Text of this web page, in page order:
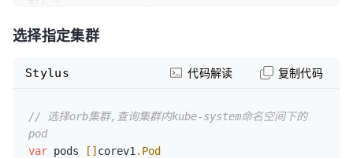
system").List
选择指定集群
// 选择orb集群,查询集群内kube-system命名空间下的
pod
var pods [] corev1 .Pod
Stylus 代码解读 复制代码